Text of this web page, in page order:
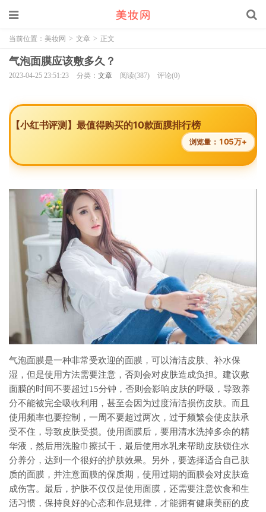
当前位置： 美妆网 > 文章 > 正文
气泡面膜应该敷多久？
2023-04-25 23:51:23 分类： 文章 阅读(387) 评论(0)
【小红书评测】最值得购买的10款面膜排行榜
浏览量： 105万+
气泡面膜是一种非常受欢迎的面膜，可以清洁皮肤、补水保
湿，但是使用方法需要注意，否则会对皮肤造成负担。建议敷
面膜的时间不要超过15分钟，否则会影响皮肤的呼吸，导致养
分不能被完全吸收利用，甚至会因为过度清洁损伤皮肤。而且
使用频率也要控制，一周不要超过两次，过于频繁会使皮肤承
受不住，导致皮肤受损。使用面膜后，要用清水洗掉多余的精
华液，然后用洗脸巾擦拭干，最后使用水乳来帮助皮肤锁住水
分养分，达到一个很好的护肤效果。另外，要选择适合自己肤
质的面膜，并注意面膜的保质期，使用过期的面膜会对皮肤造
成伤害。最后，护肤不仅仅是使用面膜，还需要注意饮食和生
活习惯，保持良好的心态和作息规律，才能拥有健康美丽的皮